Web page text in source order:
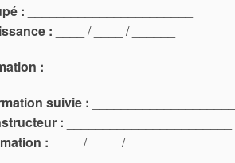
:
: ____ / ____ / ______
:
suivie :
:
: ____ / ____ / ______